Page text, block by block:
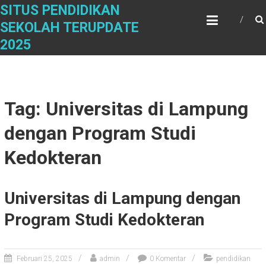
Skip
content
SITUS PENDIDIKAN
SEKOLAH TERUPDATE
2025
Tag: Universitas di Lampung
dengan Program Studi
Kedokteran
Universitas di Lampung dengan
Program Studi Kedokteran
Februari 25, 2025 admin 0 Komentar pendidikan